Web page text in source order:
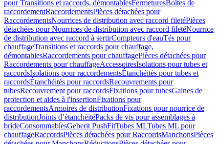
pour Transitions et raccords, démontablesFermeturesBoîtes de
raccordementRaccordementsPièces détachées pour
RaccordementsNourrices de distribution avec raccord filetéPièces
détachées pour Nourrices de distribution avec raccord filetéNourrice
de distribution avec raccord à sertirCompteurs d'eauTés pour
chauffageTransitions et raccords pour chauffage,
démontablesRaccordements pour chauffagePièces détachées pour
Raccordements pour chauffageAccessoiresIsolations pour tubes et
raccordsIsolations pour raccordementsÉtanchéités pour tubes et
raccordsÉtanchéités pour raccordsRecouvrements pour
tubesRecouvrement pour raccordsFixations pour tubesGaines de
protection et aides à l'insertionFixations pour
raccordementsArmoires de distributionFixations pour nourrice de
distributionJoints d’étanchéitéPacks de vis pour assemblages à
brideConsommablesGeberit PushFitTubes MLTubes ML pour
chauffageRaccordsPièces détachées pour RaccordsManchonsPièces